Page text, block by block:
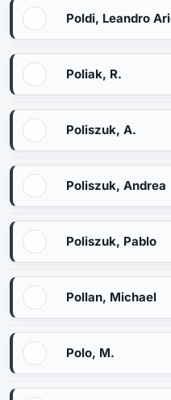
Poldi, Leandro
Poliak, R.
Poliszuk, A.
Poliszuk, Andrea
Poliszuk, Pablo
Pollan, Michael
Polo, M.